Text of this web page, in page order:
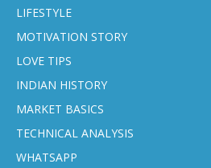
LIFESTYLE
MOTIVATION STORY
LOVE TIPS
INDIAN HISTORY
MARKET BASICS
TECHNICAL ANALYSIS
WHATSAPP